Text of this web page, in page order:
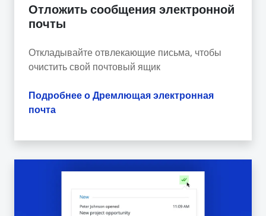
Отложить сообщения электронной
почты
Откладывайте отвлекающие письма, чтобы
очистить свой почтовый ящик
Подробнее о Дремлющая электронная
почта